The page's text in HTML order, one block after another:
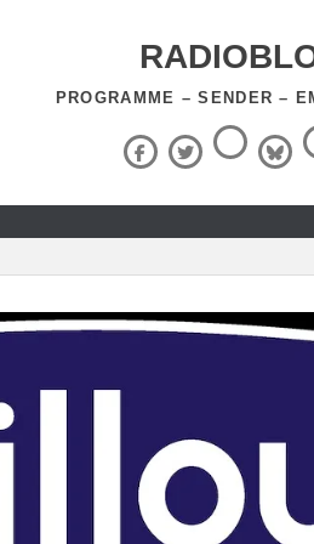
PROGRAMME – SENDER –
Facebook
X
(Twitter)
Threads